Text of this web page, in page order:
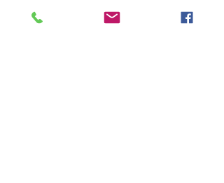
Entradas recientes Ver todo